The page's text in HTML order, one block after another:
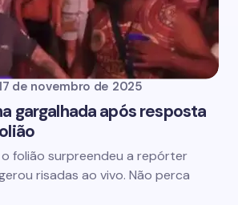
de novembro de 2025
gargalhada após resposta
folião surpreendeu a repórter
risadas ao vivo. Não perca